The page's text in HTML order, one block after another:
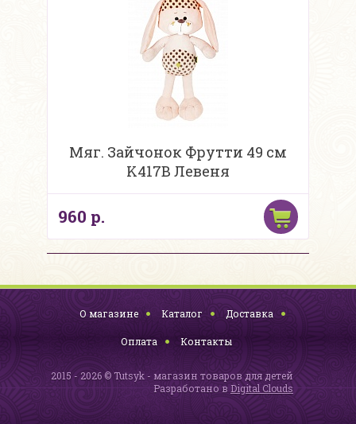
Мяг. Зайчонок Фрутти 49 см
K417B Левеня
960 р.
О магазине Каталог Доставка
Оплата Контакты
2015 - 2026 © Tutsyk - магазин товаров для детей
Разработано в Digital Clouds